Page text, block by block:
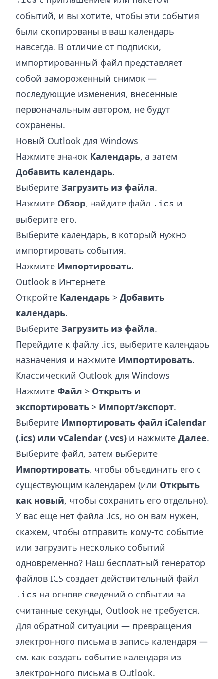
событий, и вы хотите, чтобы эти события
были скопированы в ваш календарь
навсегда. В отличие от подписки,
импортированный файл представляет
собой замороженный снимок —
последующие изменения, внесенные
первоначальным автором, не будут
сохранены.
Новый Outlook для Windows
Нажмите значок Календарь, а затем
Добавить календарь.
Выберите Загрузить из файла.
Нажмите Обзор, найдите файл .ics и
выберите его.
Выберите календарь, в который нужно
импортировать события.
Нажмите Импортировать.
Outlook в Интернете
Откройте Календарь > Добавить
календарь.
Выберите Загрузить из файла.
Перейдите к файлу .ics, выберите календарь
назначения и нажмите Импортировать.
Классический Outlook для Windows
Нажмите Файл > Открыть и
экспортировать > Импорт/экспорт.
Выберите Импортировать файл iCalendar
(.ics) или vCalendar (.vcs) и нажмите Далее.
Выберите файл, затем выберите
Импортировать, чтобы объединить его с
существующим календарем (или Открыть
как новый, чтобы сохранить его отдельно).
У вас еще нет файла .ics, но он вам нужен,
скажем, чтобы отправить кому-то событие
или загрузить несколько событий
одновременно? Наш бесплатный генератор
файлов ICS создает действительный файл
.ics на основе сведений о событии за
считанные секунды, Outlook не требуется.
Для обратной ситуации — превращения
электронного письма в запись календаря —
см. как создать событие календаря из
электронного письма в Outlook.